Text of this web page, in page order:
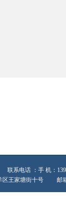
联系电话 ：手 机：
区王家塘街十号 邮